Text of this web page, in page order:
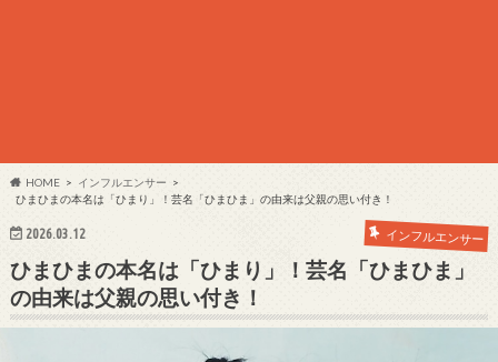
HOME
インフルエンサー
ひまひまの本名は「ひまり」！芸名「ひまひま」の由来は父親の思い付き！
2026.03.12 インフルエンサー
ひまひまの本名は「ひまり」！芸名「ひまひま」
の由来は父親の思い付き！